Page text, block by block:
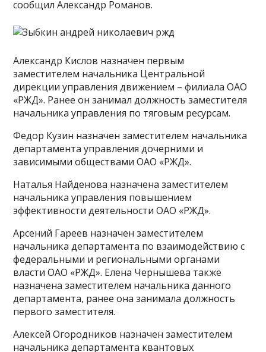
сообщил Александр Романов.
Александр Кислов назначен первым
заместителем начальника Центральной
дирекции управления движением – филиала ОАО
«РЖД». Ранее он занимал должность заместителя
начальника управления по тяговым ресурсам.
Федор Кузин назначен заместителем начальника
департамента управления дочерними и
зависимыми обществами ОАО «РЖД».
Наталья Найденова назначена заместителем
начальника управления повышением
эффективности деятельности ОАО «РЖД».
Арсений Гареев назначен заместителем
начальника департамента по взаимодействию с
федеральными и региональными органами
власти ОАО «РЖД». Елена Чернышева также
назначена заместителем начальника данного
департамента, ранее она занимала должность
первого заместителя.
Алексей Огородников назначен заместителем
начальника департамента квантовых